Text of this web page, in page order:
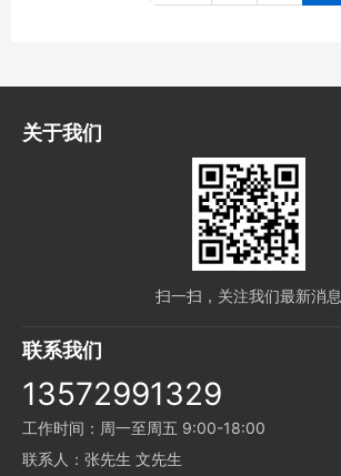
关于我们
扫一扫，关注我们最新消息
联系我们
13572991329
工作时间：周一至周五 9:00-18:00
联系人：张先生 文先生